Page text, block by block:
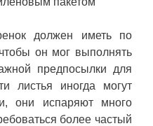
должен иметь по
он мог выполнять
предпосылки для
листья иногда могут
они испаряют много
более частый